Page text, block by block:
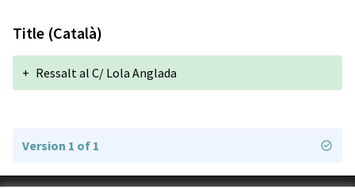
Title (Català)
+ Ressalt al C/ Lola Anglada
Version 1 of 1